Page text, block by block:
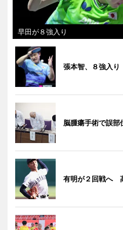
早田が８強入り
張本智、８強入り
脳腫瘍手術で誤部
有明が２回戦へ